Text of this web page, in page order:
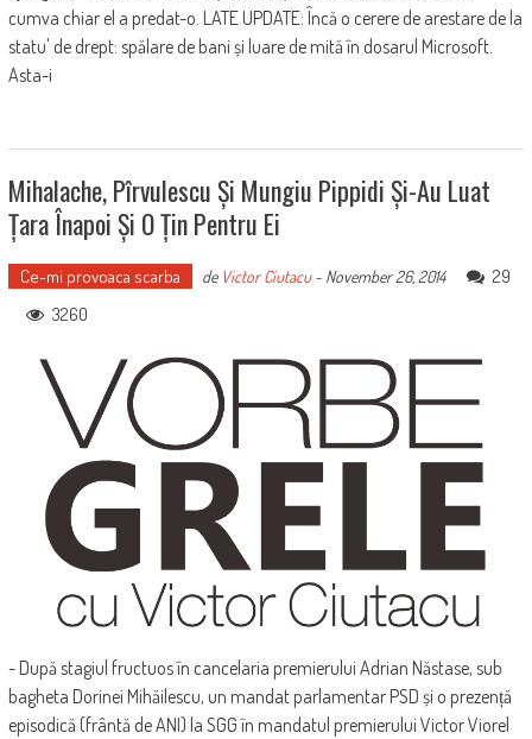
cumva chiar el a predat-o. LATE UPDATE: Încă o cerere de arestare de la
statu' de drept: spălare de bani și luare de mită în dosarul Microsoft.
Asta-i
Mihalache, Pîrvulescu Și Mungiu Pippidi Și-Au Luat
Țara Înapoi Și O Țin Pentru Ei
Ce-mi provoaca scarba de Victor Ciutacu- November 26, 2014
29
3260
- După stagiul fructuos în cancelaria premierului Adrian Năstase, sub
bagheta Dorinei Mihăilescu, un mandat parlamentar PSD și o prezență
episodică (frântă de ANI) la SGG în mandatul premierului Victor Viorel